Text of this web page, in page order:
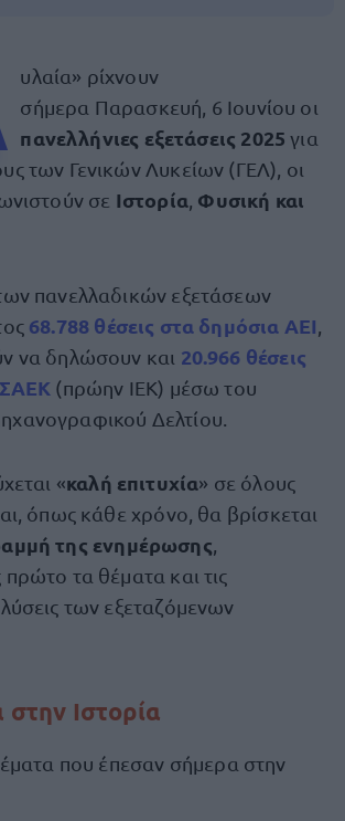
υλαία» ρίχνουν
σήμερα Παρασκευή, 6 Ιουνίου οι
πανελλήνιες εξετάσεις 2025 για
των Γενικών Λυκείων (ΓΕΛ), οι
σε Ιστορία Φυσική και
πανελλαδικών εξετάσεων
68.788 θέσεις στα δημόσια ΑΕΙ
να δηλώσουν και 20.966 θέσεις
ΣΑΕΚ (πρώην ΙΕΚ) μέσω του
Δελτίου.
«καλή επιτυχία» σε όλους
όπως κάθε χρόνο, θα βρίσκεται
της ενημέρωσης
τα θέματα και τις
των εξεταζόμενων
Ιστορία
που έπεσαν σήμερα στην